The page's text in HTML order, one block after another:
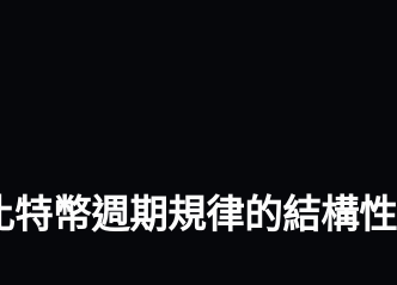
幣週期規律的結構